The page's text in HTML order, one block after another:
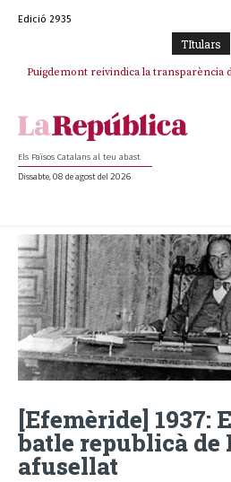
Edició 2935
TItulars
Puigdemont reivindica la transparència
Els Països Catalans al teu abast
Dissabte, 08 de agost del 2026
[Efemèride] 1937:
batle republicà de
afusellat